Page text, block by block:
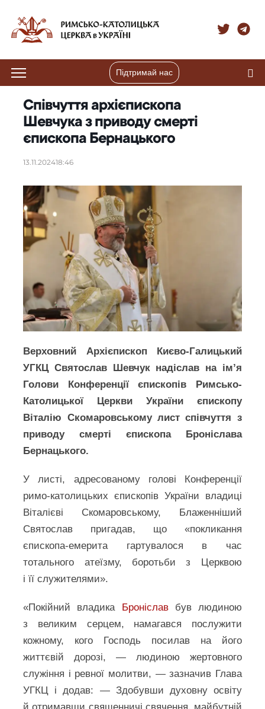
Підтримай нас
Співчуття архієпископа
Шевчука з приводу смерті
єпископа Бернацького
13.11.202418:46
Верховний Архієпископ Києво-Галицький
УГКЦ Святослав Шевчук надіслав на ім’я
Голови Конференції єпископів Римсько-
Католицької Церкви України єпископу
Віталію Скомаровському лист співчуття з
приводу смерті єпископа Броніслава
Бернацького.
У листі, адресованому голові Конференції
римо-католицьких єпископів України владиці
Віталієві Скомаровському, Блаженніший
Святослав пригадав, що «покликання
єпископа-емерита гартувалося в час
тотального атеїзму, боротьби з Церквою
і її служителями».
«Покійний владика Броніславбув людиною
з великим серцем, намагався послужити
кожному, кого Господь посилав на його
життєвій дорозі, — людиною жертовного
служіння і ревної молитви, — зазначив Глава
УГКЦ і додав: — Здобувши духовну освіту